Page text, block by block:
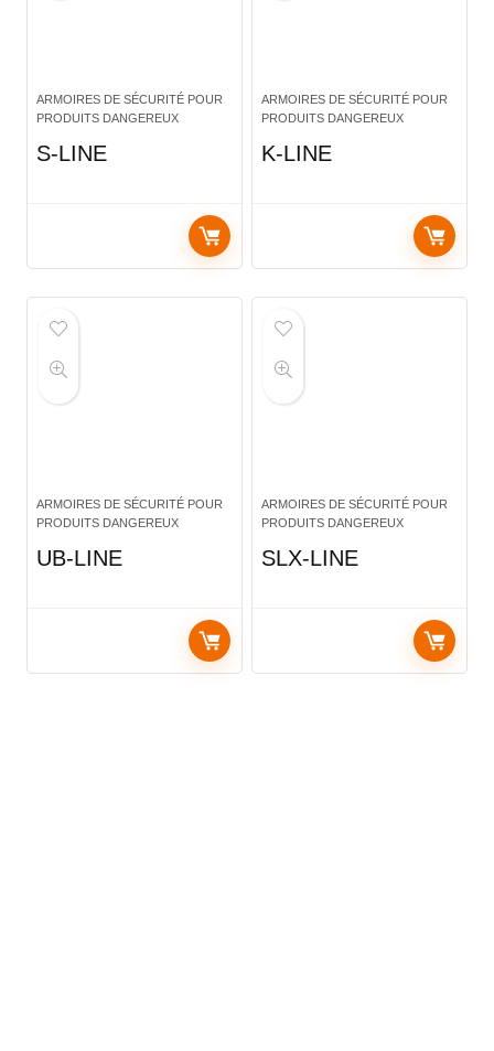
ARMOIRES DE SÉCURITÉ POUR
PRODUITS DANGEREUX
S-LINE
ARMOIRES DE SÉCURITÉ POUR
PRODUITS DANGEREUX
K-LINE
ARMOIRES DE SÉCURITÉ POUR
PRODUITS DANGEREUX
UB-LINE
ARMOIRES DE SÉCURITÉ POUR
PRODUITS DANGEREUX
SLX-LINE